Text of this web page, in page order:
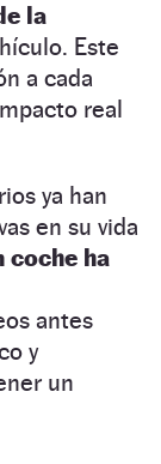
la
Este
a cada
real
ya han
en su vida
coche ha
antes
y
un